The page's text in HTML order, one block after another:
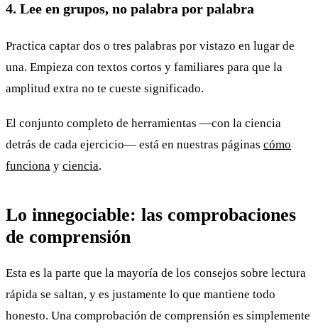
4. Lee en grupos, no palabra por palabra
Practica captar dos o tres palabras por vistazo en lugar de
una. Empieza con textos cortos y familiares para que la
amplitud extra no te cueste significado.
El conjunto completo de herramientas —con la ciencia
detrás de cada ejercicio— está en nuestras páginas cómo
funciona y ciencia.
Lo innegociable: las comprobaciones
de comprensión
Esta es la parte que la mayoría de los consejos sobre lectura
rápida se saltan, y es justamente lo que mantiene todo
honesto. Una comprobación de comprensión es simplemente